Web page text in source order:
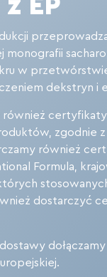
EP
w
dekstryn i
również certyfikaty
zgodnie z
również
Formula,
dostarczyć